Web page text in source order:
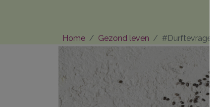
Home Gezond leven #Durftevragen